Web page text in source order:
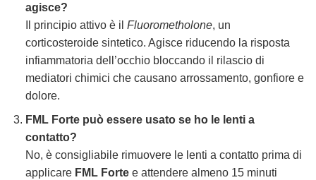
agisce?
Il principio attivo è il Fluorometholone, un
corticosteroide sintetico. Agisce riducendo la risposta
infiammatoria dell’occhio bloccando il rilascio di
mediatori chimici che causano arrossamento, gonfiore e
dolore.
FML Forte può essere usato se ho le lenti a
contatto?
No, è consigliabile rimuovere le lenti a contatto prima di
applicare FML Fortee attendere almeno 15 minuti